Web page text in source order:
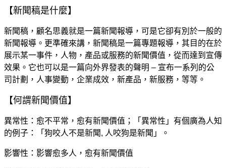
【新聞稿是什麼】
新聞稿，顧名思義就是一篇新聞報導，可是它卻有別於一般的
新聞報導。更準確來講，新聞稿是一篇專題報導，其目的在於
展示某一事件，人物，產品或服務的新聞價值，從而達到宣傳
效果。它也可以是一篇向外界發表的聲明 – 宣布一系列的公
司計劃，人事變動，企業成效，新產品，新服務，等等。
【何謂新聞價值】
異常性：愈不平常，愈有新聞價值；「異常性」有個廣為人知
的例子：「狗咬人不是新聞, 人咬狗是新聞」。
影響性：影響愈多人，愈有新聞價值